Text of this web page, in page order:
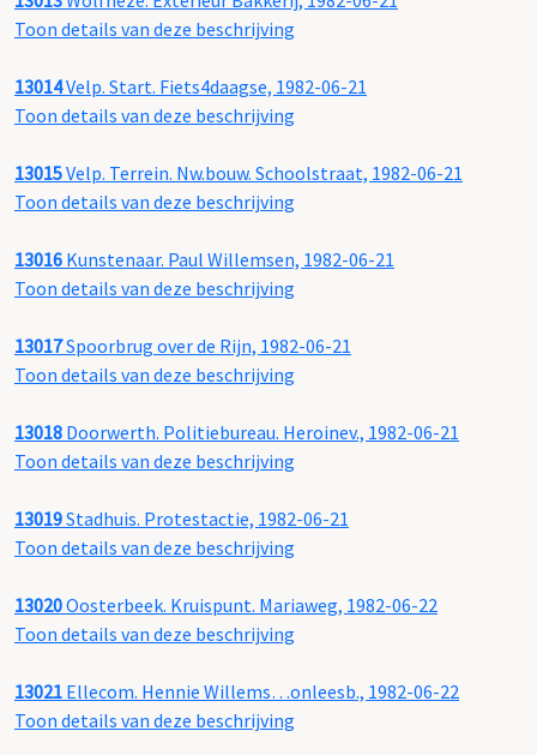
Toon details van deze beschrijving
13014Velp. Start. Fiets4daagse, 1982-06-21
Toon details van deze beschrijving
13015Velp. Terrein. Nw.bouw. Schoolstraat, 1982-06-21
Toon details van deze beschrijving
13016 Kunstenaar. Paul Willemsen, 1982-06-21
Toon details van deze beschrijving
13017Spoorbrug over de Rijn, 1982-06-21
Toon details van deze beschrijving
13018 Doorwerth. Politiebureau. Heroinev., 1982-06-21
Toon details van deze beschrijving
13019Stadhuis. Protestactie, 1982-06-21
Toon details van deze beschrijving
13020Oosterbeek. Kruispunt. Mariaweg, 1982-06-22
Toon details van deze beschrijving
13021 Ellecom. Hennie Willems…onleesb., 1982-06-22
Toon details van deze beschrijving